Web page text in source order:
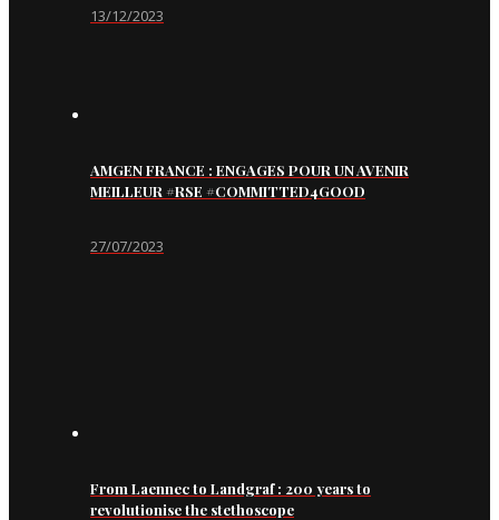
13/12/2023
AMGEN FRANCE : ENGAGES POUR UN AVENIR
MEILLEUR #RSE #COMMITTED4GOOD
27/07/2023
From Laennec to Landgraf : 200 years to
revolutionise the stethoscope